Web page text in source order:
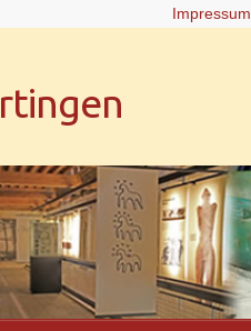
Impressum